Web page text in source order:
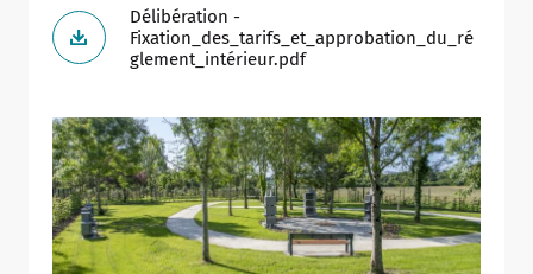
Délibération -
Fixation_des_tarifs_et_approbation_du_ré
glement_intérieur.pdf